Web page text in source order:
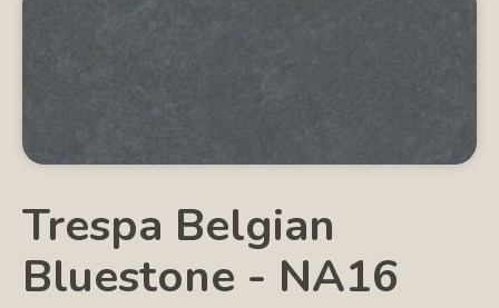
Trespa Belgian
Bluestone - NA16